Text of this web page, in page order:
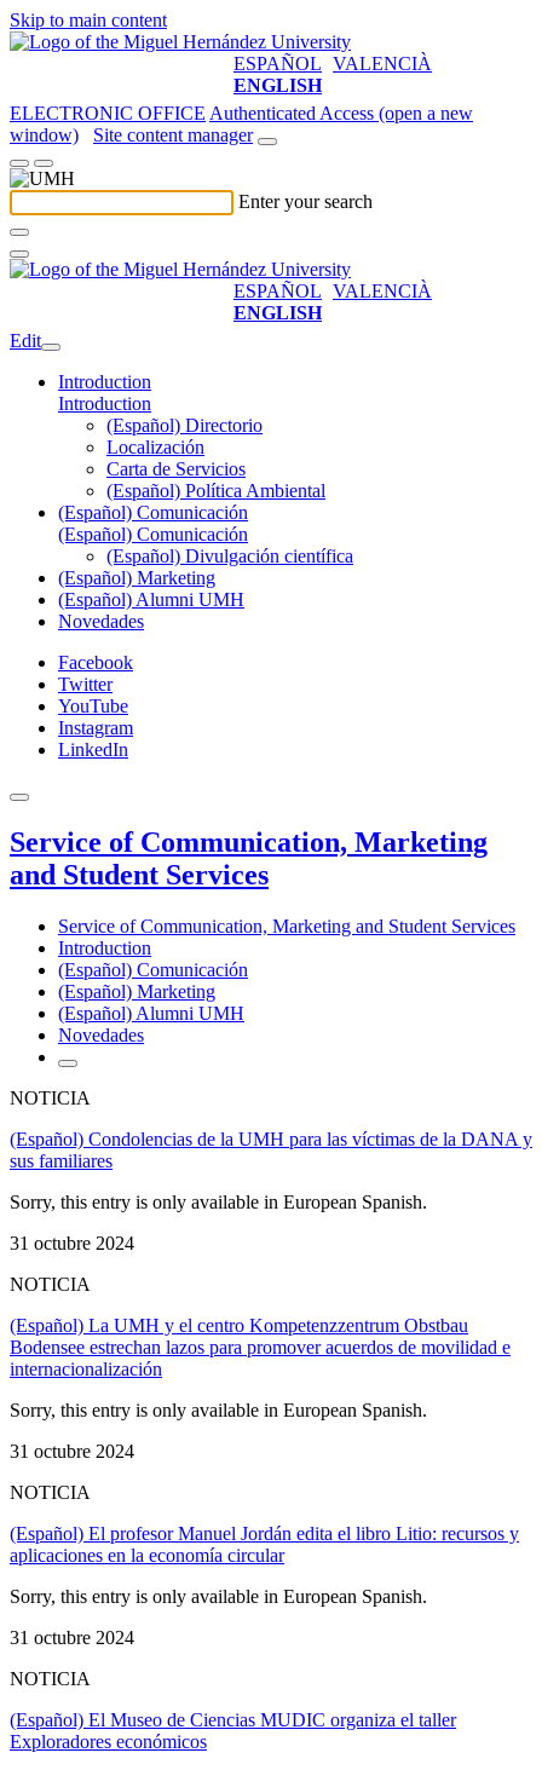
Skip to main content
ESPAÑOL VALENCIÀ
ENGLISH
ELECTRONIC OFFICE Authenticated Access (open a new
window)
Site content manager
Enter your search
ESPAÑOL VALENCIÀ
ENGLISH
Edit
Introduction
Introduction
(Español) Directorio
Localización
Carta de Servicios
(Español) Política Ambiental
(Español) Comunicación
(Español) Comunicación
(Español) Divulgación científica
(Español) Marketing
(Español) Alumni UMH
Novedades
Facebook
Twitter
YouTube
Instagram
LinkedIn
Service of Communication, Marketing
and Student Services
Service of Communication, Marketing and Student Services
Introduction
(Español) Comunicación
(Español) Marketing
(Español) Alumni UMH
Novedades
NOTICIA
(Español) Condolencias de la UMH para las víctimas de la DANA y
sus familiares
Sorry, this entry is only available in European Spanish.
31 octubre 2024
NOTICIA
(Español) La UMH y el centro Kompetenzzentrum Obstbau
Bodensee estrechan lazos para promover acuerdos de movilidad e
internacionalización
Sorry, this entry is only available in European Spanish.
31 octubre 2024
NOTICIA
(Español) El profesor Manuel Jordán edita el libro Litio: recursos y
aplicaciones en la economía circular
Sorry, this entry is only available in European Spanish.
31 octubre 2024
NOTICIA
(Español) El Museo de Ciencias MUDIC organiza el taller
Exploradores económicos